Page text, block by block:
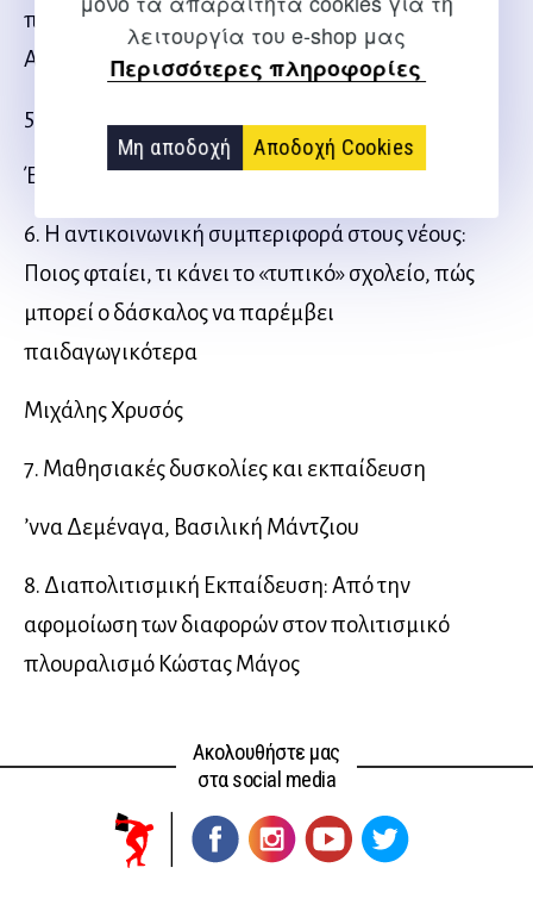
λειτουργία του e-shop μας
Περισσότερες πληροφορίες
Μη αποδοχή Αποδοχή Cookies
προσεγγίσεις και εφαρμογές στη σχολική τάξη
Αλίκη Μίχου
5. Οι διαπροσωπικές σχέσεις μέσα στην τάξη
Έλενα Ελληνιάδου
6. Η αντικοινωνική συμπεριφορά στους νέους:
Ποιος φταίει, τι κάνει το «τυπικό» σχολείο, πώς
μπορεί ο δάσκαλος να παρέμβει
παιδαγωγικότερα
Μιχάλης Χρυσός
7. Μαθησιακές δυσκολίες και εκπαίδευση
ʼννα Δεμέναγα, Βασιλική Μάντζιου
8. Διαπολιτισμική Εκπαίδευση: Από την
αφομοίωση των διαφορών στον πολιτισμικό
πλουραλισμό Κώστας Μάγος
Ακολουθήστε μας
στα social media